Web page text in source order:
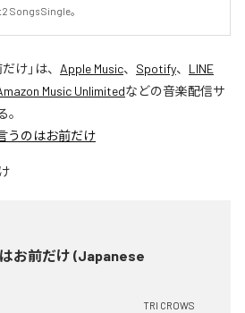
Songs Single。
だけ」は、 Apple Music、 Spotify、 LINE
Music Unlimitedなどの音楽配信サ
うのはお前だけ
お前だけ (Japanese
TRI CROWS